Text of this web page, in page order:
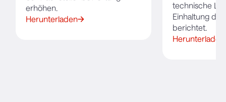
erhöhen.
Herunterladen
technische
Einhaltung
berichtet.
Herunterladen